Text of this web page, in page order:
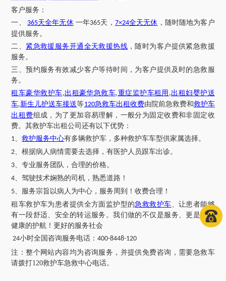
客户服务：
一、
365天全年无休一年365天， 7×24全天无休 ，随时随地为客户
提供服务。
二、 紧急救援服务开通全天救援热线 ，随时为客户提供紧急救援
服务。
三、预约服务有效减少客户等待时间，为客户提供及时的急救服
务。
租车豪华救护车,出租豪华急救车,重症监护车租用 ,出租妇婴护送
车,新生儿护送车接送等120急救车出租收费由院前急救费和救护车
出租费组成，为了更加容易理解，一般分为固定收费和非固定收
费。其救护车出租公司还有以下优势：
1、救护服务中心有多辆救护车，多种救护车车型供家属选择。
2、根据病人病情需要去选择，有医护人员跟车出诊。
3、专业服务团队，合理的价格。
4、驾驶技术娴熟的司机，熟悉道路！
5、服务宗旨以病人为中心，服务周到！收费合理！
租车救护车为患者提供全方面监护型的急救救护车、让患者能够
有一段舒适、安全的转运服务。我们做的不仅是服务、更是一次
健康的护航！更好的服务社会
24小时全国咨询服务电话：400-8448-120
注：整个网站内容均为咨询服务，并提供免费咨询，需要急救车
请拨打120救护车急救中心电话。